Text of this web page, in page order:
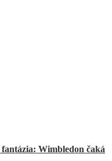
Wimbledon čaká